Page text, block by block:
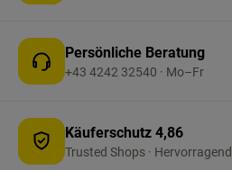
Persönliche Beratung
+43 4242 32540 · Mo–Fr
Käuferschutz 4,86
Trusted Shops · Hervorragend